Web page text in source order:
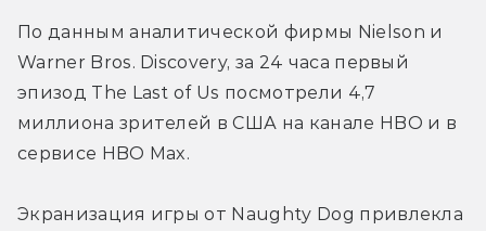
По данным аналитической фирмы Nielson и
Warner Bros. Discovery, за 24 часа первый
эпизод The Last of Us посмотрели 4,7
миллиона зрителей в США на канале HBO и в
сервисе HBO Max.
Экранизация игры от Naughty Dog привлекла